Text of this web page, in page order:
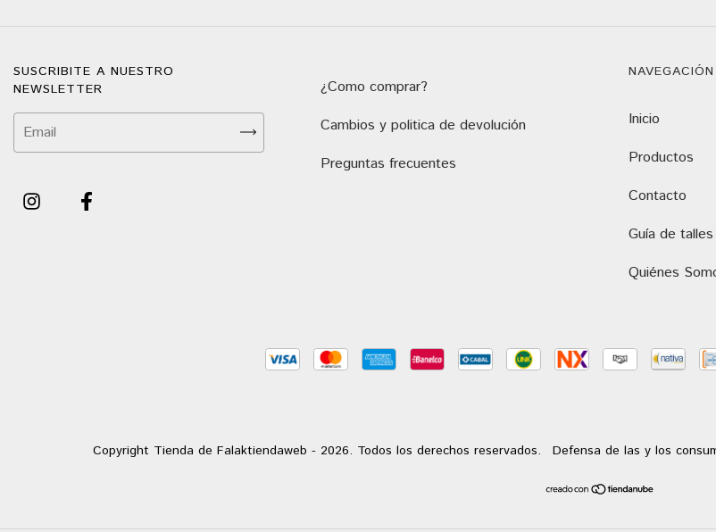
SUSCRIBITE A NUESTRO
NEWSLETTER
¿Como comprar?
Cambios y politica de devolución
Preguntas frecuentes
NAVEGACIÓN
Inicio
Productos
Contacto
Guía de talles
Quiénes
Copyright Tienda de Falaktiendaweb - 2026. Todos los derechos reservados. Defensa de las y los